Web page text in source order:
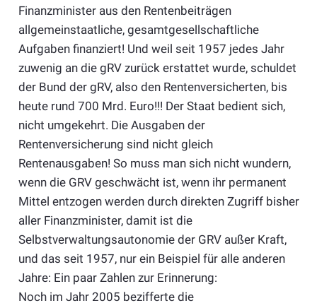
Finanzminister aus den Rentenbeiträgen
allgemeinstaatliche, gesamtgesellschaftliche
Aufgaben finanziert! Und weil seit 1957 jedes Jahr
zuwenig an die gRV zurück erstattet wurde, schuldet
der Bund der gRV, also den Rentenversicherten, bis
heute rund 700 Mrd. Euro!!! Der Staat bedient sich,
nicht umgekehrt. Die Ausgaben der
Rentenversicherung sind nicht gleich
Rentenausgaben! So muss man sich nicht wundern,
wenn die GRV geschwächt ist, wenn ihr permanent
Mittel entzogen werden durch direkten Zugriff bisher
aller Finanzminister, damit ist die
Selbstverwaltungsautonomie der GRV außer Kraft,
und das seit 1957, nur ein Beispiel für alle anderen
Jahre: Ein paar Zahlen zur Erinnerung:
Noch im Jahr 2005 bezifferte die